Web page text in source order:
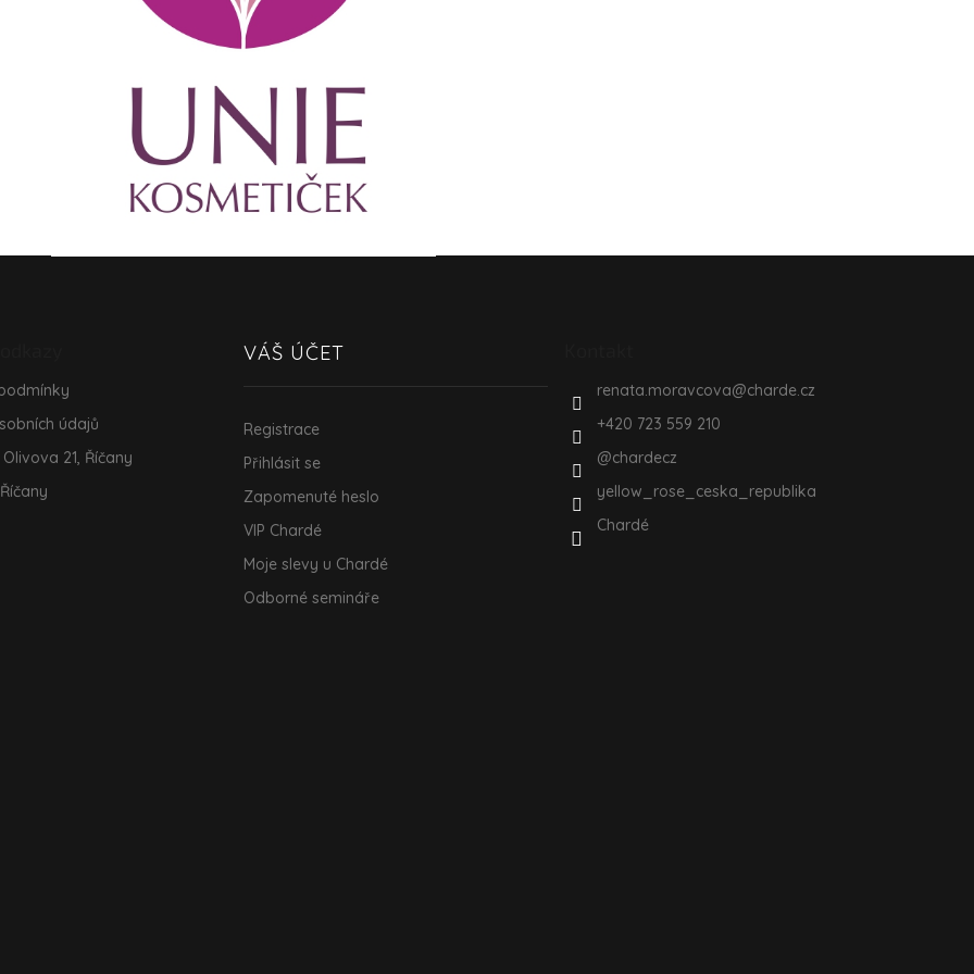
údajů
21, Říčany
VÁŠ ÚČET
Registrace
Přihlásit se
Zapomenuté heslo
VIP Chardé
Moje slevy u Chardé
Odborné semináře
renata.moravcova@charde.cz
+420 723 559 210
@chardecz
yellow_rose_ceska_republika
Chardé